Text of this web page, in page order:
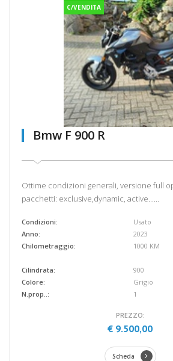
C/VENDITA
Bmw F 900 R
Ottime condizioni generali, versione full
pacchetti: exclusive,dynamic, active......
Condizioni:
Anno:
Chilometraggio:
Usato
2023
1000 KM
Cilindrata:
Colore:
N.prop..:
900
Grigio
1
PREZZO:
€ 9.500,00
Scheda